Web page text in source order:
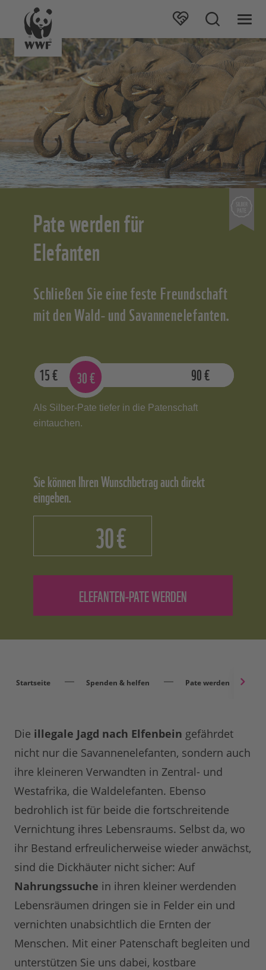
Pate werden für
Elefanten
Schließen Sie eine feste Freundschaft
mit den Wald- und Savannenelefanten.
30€
15€ 90€
Als Silber-Pate tiefer in die Patenschaft
eintauchen.
Sie können Ihren Wunschbetrag auch direkt
eingeben.
€
Startseite Spenden & helfen Pate werden
Die illegale Jagd nach Elfenbein gefährdet
nicht nur die Savannenelefanten, sondern auch
ihre kleineren Verwandten in Zentral- und
Westafrika, die Waldelefanten. Ebenso
bedrohlich ist für beide die fortschreitende
Vernichtung ihres Lebensraums. Selbst da, wo
ihr Bestand erfreulicherweise wieder anwächst,
sind die Dickhäuter nicht sicher: Auf
Nahrungssuche in ihren kleiner werdenden
Lebensräumen dringen sie in Felder ein und
vernichten unabsichtlich die Ernten der
Menschen. Mit einer Patenschaft begleiten und
unterstützen Sie uns dabei, kostbare